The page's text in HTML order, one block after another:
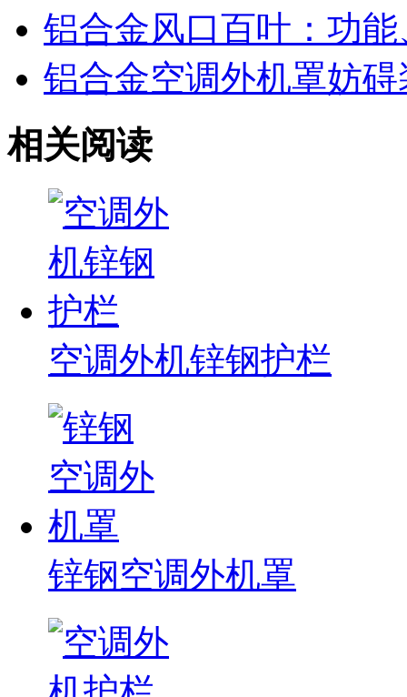
铝合金风口百叶：功
铝合金空调外机罩妨
相关阅读
空调外机锌钢护栏
锌钢空调外机罩